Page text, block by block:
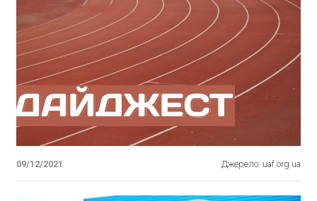
09/12/2021 Джерело: uaf.org.ua